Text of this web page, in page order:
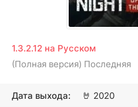
1.3.2.12 на Русском
(Полная версия) Последняя
🤘
Дата выхода: 2020